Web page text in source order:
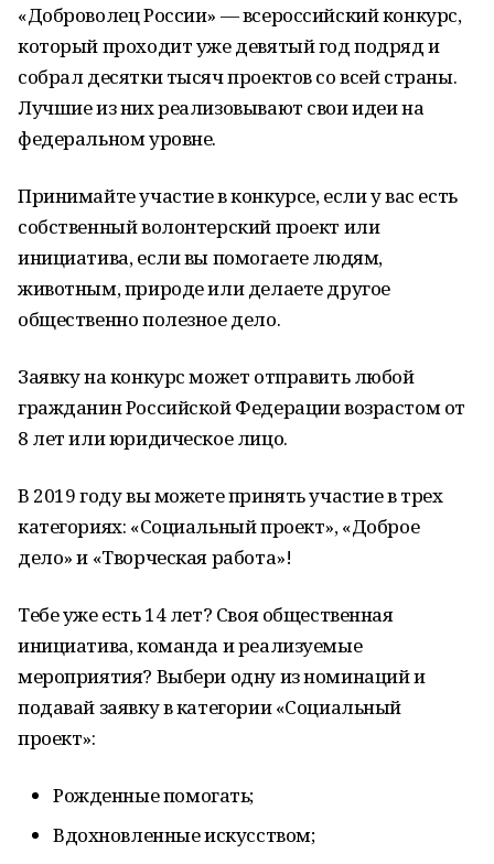
«Доброволец России» — всероссийский конкурс,
который проходит уже девятый год подряд и
собрал десятки тысяч проектов со всей страны.
Лучшие из них реализовывают свои идеи на
федеральном уровне.
Принимайте участие в конкурсе, если у вас есть
собственный волонтерский проект или
инициатива, если вы помогаете людям,
животным, природе или делаете другое
общественно полезное дело.
Заявку на конкурс может отправить любой
гражданин Российской Федерации возрастом от
8 лет или юридическое лицо.
В 2019 году вы можете принять участие в трех
категориях: «Социальный проект», «Доброе
дело» и «Творческая работа»!
Тебе уже есть 14 лет? Своя общественная
инициатива, команда и реализуемые
мероприятия? Выбери одну из номинаций и
подавай заявку в категории «Социальный
проект»:
Рожденные помогать;
Вдохновленные искусством;